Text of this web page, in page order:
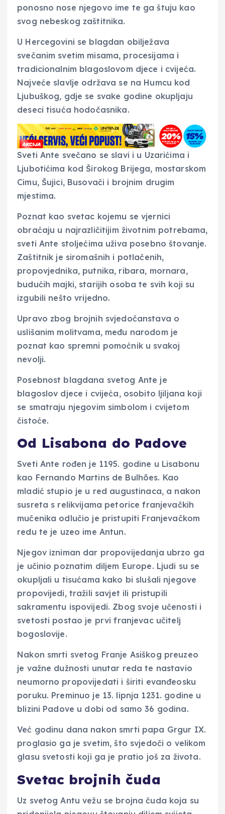
ponosno nose njegovo ime te ga štuju kao
svog nebeskog zaštitnika.
U Hercegovini se blagdan obilježava
svečanim svetim misama, procesijama i
tradicionalnim blagoslovom djece i cvijeća.
Najveće slavlje održava se na Humcu kod
Ljubuškog, gdje se svake godine okupljaju
deseci tisuća hodočasnika.
Sveti Ante svečano se slavi i u Uzarićima i
Ljubotićima kod Širokog Brijega, mostarskom
Cimu, Šujici, Busovači i brojnim drugim
mjestima.
Poznat kao svetac kojemu se vjernici
obraćaju u najrazličitijim životnim potrebama,
sveti Ante stoljećima uživa posebno štovanje.
Zaštitnik je siromašnih i potlačenih,
propovjednika, putnika, ribara, mornara,
budućih majki, starijih osoba te svih koji su
izgubili nešto vrijedno.
Upravo zbog brojnih svjedočanstava o
uslišanim molitvama, među narodom je
poznat kao spremni pomoćnik u svakoj
nevolji.
Posebnost blagdana svetog Ante je
blagoslov djece i cvijeća, osobito ljiljana koji
se smatraju njegovim simbolom i cvijetom
čistoće.
Od Lisabona do Padove
Sveti Ante rođen je 1195. godine u Lisabonu
kao Fernando Martins de Bulhões. Kao
mladić stupio je u red augustinaca, a nakon
susreta s relikvijama petorice franjevačkih
mučenika odlučio je pristupiti Franjevačkom
redu te je uzeo ime Antun.
Njegov izniman dar propovijedanja ubrzo ga
je učinio poznatim diljem Europe. Ljudi su se
okupljali u tisućama kako bi slušali njegove
propovijedi, tražili savjet ili pristupili
sakramentu ispovijedi. Zbog svoje učenosti i
svetosti postao je prvi franjevac učitelj
bogoslovije.
Nakon smrti svetog Franje Asiškog preuzeo
je važne dužnosti unutar reda te nastavio
neumorno propovijedati i širiti evanđeosku
poruku. Preminuo je 13. lipnja 1231. godine u
blizini Padove u dobi od samo 36 godina.
Već godinu dana nakon smrti papa Grgur IX.
proglasio ga je svetim, što svjedoči o velikom
glasu svetosti koji ga je pratio još za života.
Svetac brojnih čuda
Uz svetog Antu vežu se brojna čuda koja su